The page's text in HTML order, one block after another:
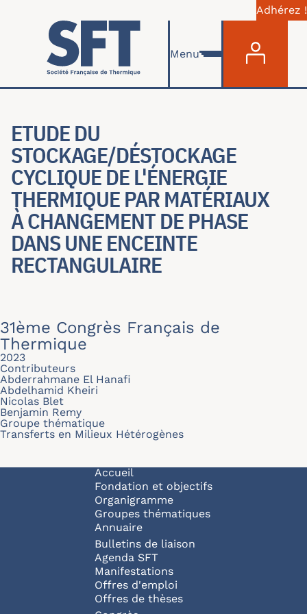
Aller au contenu principal
Adhérez !
Menu
ETUDE DU
STOCKAGE/DÉSTOCKAGE
CYCLIQUE DE L'ÉNERGIE
THERMIQUE PAR MATÉRIAUX
À CHANGEMENT DE PHASE
DANS UNE ENCEINTE
RECTANGULAIRE
31ème Congrès Français de
Thermique
2023
Contributeurs
Abderrahmane El Hanafi
Abdelhamid Kheiri
Nicolas Blet
Benjamin Remy
Groupe thématique
Transferts en Milieux Hétérogènes
Navigation principale
Accueil
Fondation et objectifs
Organigramme
Groupes thématiques
Annuaire
Bulletins de liaison
Agenda SFT
Manifestations
Offres d'emploi
Offres de thèses